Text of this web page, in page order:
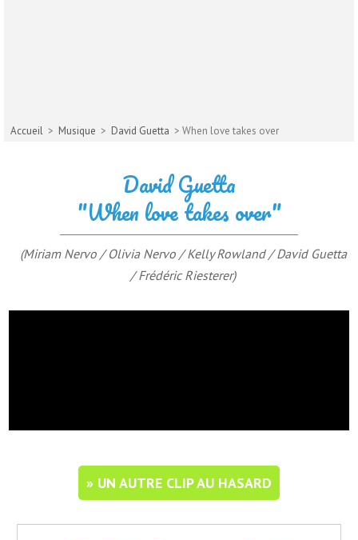
Accueil > Musique > David Guetta > When love takes over
David Guetta
"When love takes over"
(Miriam Nervo / Olivia Nervo / Kelly Rowland / David Guetta
/ Frédéric Riesterer)
» UN AUTRE CLIP AU HASARD